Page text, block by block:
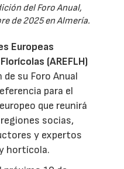
del Foro Anual,
de 2025 en Almería.
Europeas
(AREFLH)
su Foro Anual
para el
que reunirá
socias,
y expertos
hortícola.